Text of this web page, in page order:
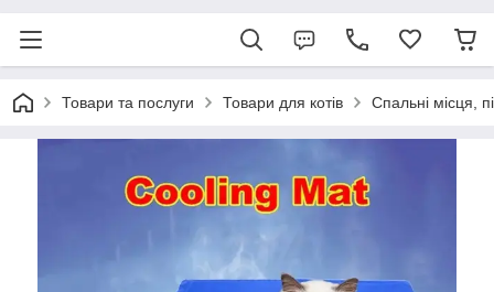
Товари та послуги Товари для котів Спальні місця,